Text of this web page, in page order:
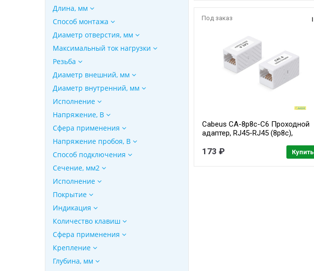
Длина, мм
Способ монтажа
Диаметр отверстия, мм
Максимальный ток нагрузки
Резьба
Диаметр внешний, мм
Диаметр внутренний, мм
Исполнение
Напряжение, В
Сфера применения
Напряжение пробоя, В
Способ подключения
Сечение, мм2
Исполнение
Покрытие
Индикация
Количество клавиш
Сфера применения
Крепление
Глубина, мм
Под заказ
Cabeus CA-8p8c-C6 Проходной
адаптер, RJ45-RJ45 (8p8c),
173 ₽ Купить